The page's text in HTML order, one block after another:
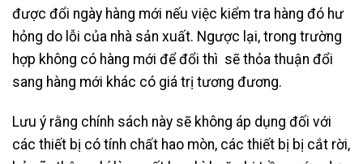
được đổi ngày hàng mới nếu việc kiểm tra hàng đó hư
hỏng do lỗi của nhà sản xuất. Ngược lại, trong trường
hợp không có hàng mới để đổi thì sẽ thỏa thuận đổi
sang hàng mới khác có giá trị tương đương.
Lưu ý rằng chính sách này sẽ không áp dụng đối với
các thiết bị có tính chất hao mòn, các thiết bị bị cắt rời,